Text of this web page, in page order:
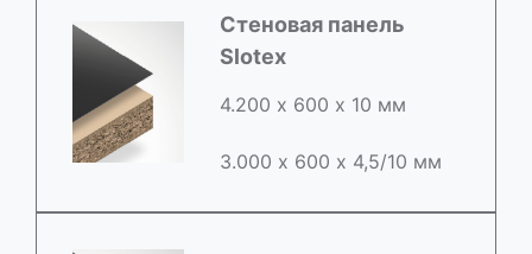
Стеновая панель
Slotex
4.200 х 600 х 10 мм
3.000 х 600 х 4,5/10 мм